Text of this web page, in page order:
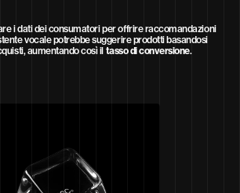
i dati dei consumatori per offrire raccomandazioni
vocale potrebbe suggerire prodotti basandosi
aumentando così il tasso di conversione.